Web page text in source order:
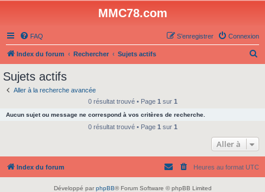
MMC78.com
FAQ Connexion
S’enregistrer
Index du forum Rechercher Sujets actifs
c
e
Sujets actifs
Aller à la recherche avancée
0 résultat trouvé • Page 1 sur 1
Aucun sujet ou message ne correspond à vos critères de recherche.
0 résultat trouvé • Page 1 sur 1
Aller à
Index du forum Heures au format UTC
Développé par phpBB® Forum Software © phpBB Limited